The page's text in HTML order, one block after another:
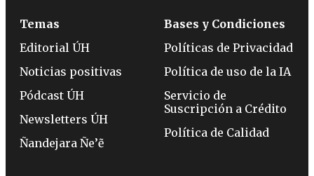
Temas
Editorial ÚH
Noticias positivas
Pódcast ÚH
Newsletters ÚH
Ñandejara Ñe’ẽ
Bases y Condiciones
Políticas de Privacidad
Política de uso de la IA
Servicio de
Suscripción a Crédito
Política de Calidad